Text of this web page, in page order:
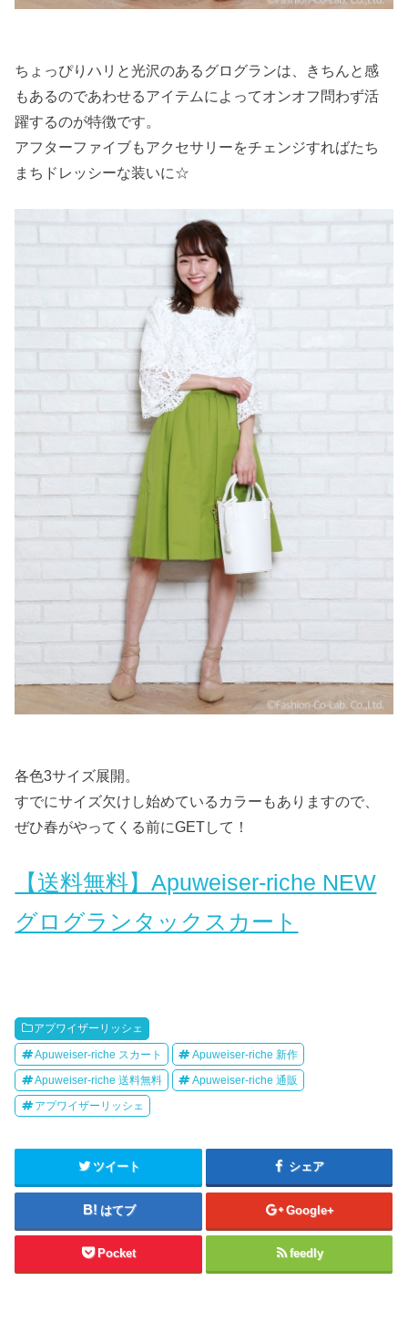
ちょっぴりハリと光沢のあるグログランは、きちんと感
もあるのであわせるアイテムによってオンオフ問わず活
躍するのが特徴です。
アフターファイブもアクセサリーをチェンジすればたち
まちドレッシーな装いに☆
各色3サイズ展開。
すでにサイズ欠けし始めているカラーもありますので、
ぜひ春がやってくる前にGETして！
【送料無料】Apuweiser-riche NEW
グログランタックスカート
アプワイザーリッシェ
Apuweiser-riche スカート Apuweiser-riche 新作
Apuweiser-riche 送料無料 Apuweiser-riche 通販
アプワイザーリッシェ
ツイート シェア
はてブ Google+
Pocket feedly